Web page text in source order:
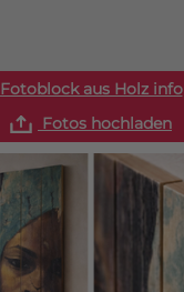
Fotoblock aus Holz info
Fotos hochladen